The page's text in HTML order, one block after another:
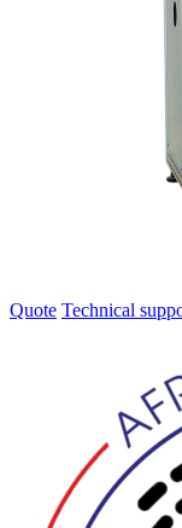
Quote Technical